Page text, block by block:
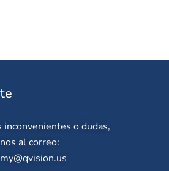
inconvenientes o dudas,
al correo: